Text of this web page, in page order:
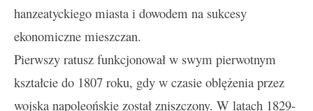
hanzeatyckiego miasta i dowodem na sukcesy
ekonomiczne mieszczan.
Pierwszy ratusz funkcjonował w swym pierwotnym
kształcie do 1807 roku, gdy w czasie oblężenia przez
wojska napoleońskie został zniszczony. W latach 1829-